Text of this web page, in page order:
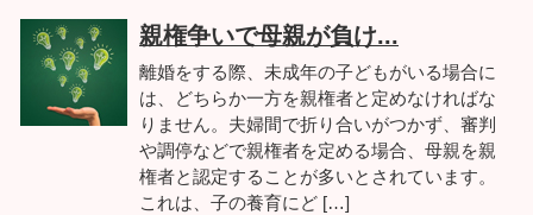
親権争いで母親が負け...
離婚をする際、未成年の子どもがいる場合に
は、どちらか一方を親権者と定めなければな
りません。夫婦間で折り合いがつかず、審判
や調停などで親権者を定める場合、母親を親
権者と認定することが多いとされています。
これは、子の養育にど […]